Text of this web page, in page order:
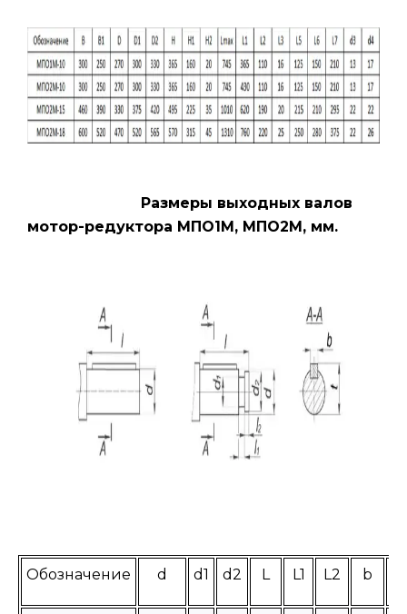
Размеры выходных валов
мотор-редуктора МПО1М, МПО2М, мм.
Обозначение d d1 d2 L L1 L2 b